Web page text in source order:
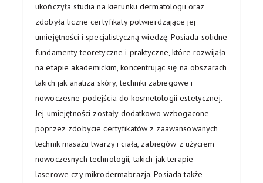
ukończyła studia na kierunku dermatologii oraz
zdobyła liczne certyfikaty potwierdzające jej
umiejętności i specjalistyczną wiedzę. Posiada solidne
fundamenty teoretyczne i praktyczne, które rozwijała
na etapie akademickim, koncentrując się na obszarach
takich jak analiza skóry, techniki zabiegowe i
nowoczesne podejścia do kosmetologii estetycznej.
Jej umiejętności zostały dodatkowo wzbogacone
poprzez zdobycie certyfikatów z zaawansowanych
technik masażu twarzy i ciała, zabiegów z użyciem
nowoczesnych technologii, takich jak terapie
laserowe czy mikrodermabrazja. Posiada także